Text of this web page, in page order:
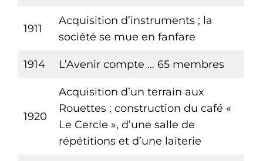
1911
Acquisition d’instruments ; la
société se mue en fanfare
1914 L’Avenir compte … 65 membres
1920
Acquisition d’un terrain aux
Rouettes ; construction du café «
Le Cercle », d’une salle de
répétitions et d’une laiterie